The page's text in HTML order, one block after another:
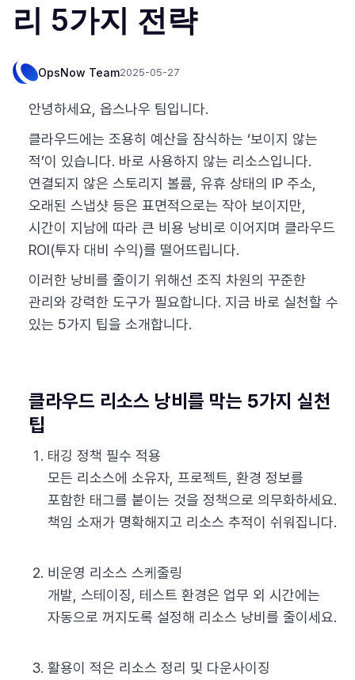
리 5가지 전략
OpsNow Team2025-05-27
안녕하세요, 옵스나우 팀입니다.
클라우드에는 조용히 예산을 잠식하는 ‘보이지 않는
적’이 있습니다. 바로 사용하지 않는 리소스입니다.
연결되지 않은 스토리지 볼륨, 유휴 상태의 IP 주소,
오래된 스냅샷 등은 표면적으로는 작아 보이지만,
시간이 지남에 따라 큰 비용 낭비로 이어지며 클라우드
ROI(투자 대비 수익)를 떨어뜨립니다.
이러한 낭비를 줄이기 위해선 조직 차원의 꾸준한
관리와 강력한 도구가 필요합니다. 지금 바로 실천할 수
있는 5가지 팁을 소개합니다.
클라우드 리소스 낭비를 막는 5가지 실천
팁
태깅 정책 필수 적용
모든 리소스에 소유자, 프로젝트, 환경 정보를
포함한 태그를 붙이는 것을 정책으로 의무화하세요.
책임 소재가 명확해지고 리소스 추적이 쉬워집니다.
비운영 리소스 스케줄링
개발, 스테이징, 테스트 환경은 업무 외 시간에는
자동으로 꺼지도록 설정해 리소스 낭비를 줄이세요.
활용이 적은 리소스 정리 및 다운사이징